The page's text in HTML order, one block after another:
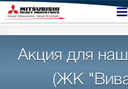
Акция для
(ЖК